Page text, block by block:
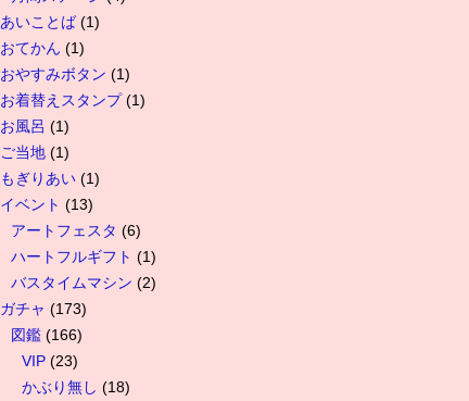
あいことば(1)
おてかん (1)
おやすみボタン (1)
お着替えスタンプ(1)
お風呂 (1)
ご当地 (1)
もぎりあい (1)
イベント (13)
アートフェスタ (6)
ハートフルギフト (1)
バスタイムマシン (2)
ガチャ (173)
図鑑 (166)
VIP (23)
かぶり無し (18)